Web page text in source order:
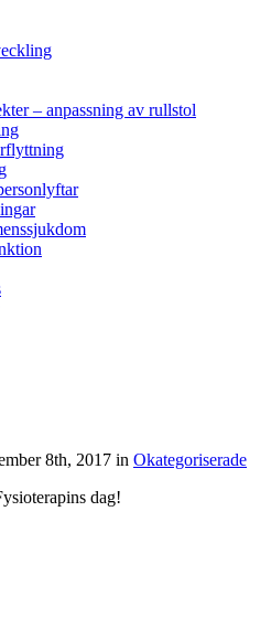
– anpassning av rullstol
8th, 2017 in Okategoriserade
dag!